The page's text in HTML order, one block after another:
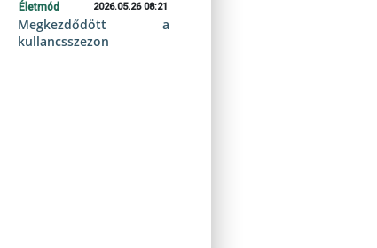
Életmód 2026.05.26 08:21
Megkezdődött a
kullancsszezon